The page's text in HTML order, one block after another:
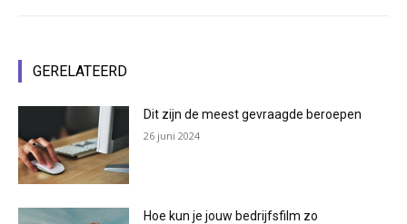
GERELATEERD
Dit zijn de meest gevraagde beroepen
26 juni 2024
Hoe kun je jouw bedrijfsfilm zo